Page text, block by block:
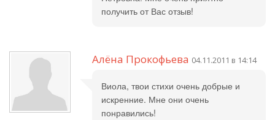
получить от Вас отзыв!
Алёна Прокофьева 04.11.2011 в 14:14
Виола, твои стихи очень добрые и
искренние. Мне они очень
понравились!